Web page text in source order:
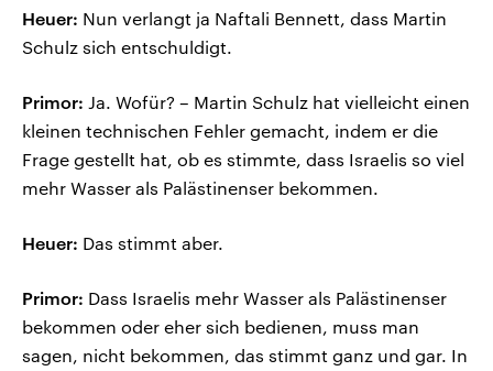
Heuer: Nun verlangt ja Naftali Bennett, dass Martin
Schulz sich entschuldigt.
Primor: Ja. Wofür? – Martin Schulz hat vielleicht einen
kleinen technischen Fehler gemacht, indem er die
Frage gestellt hat, ob es stimmte, dass Israelis so viel
mehr Wasser als Palästinenser bekommen.
Heuer: Das stimmt aber.
Primor: Dass Israelis mehr Wasser als Palästinenser
bekommen oder eher sich bedienen, muss man
sagen, nicht bekommen, das stimmt ganz und gar. In